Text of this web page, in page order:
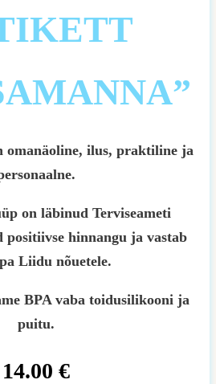
omanäoline, ilus, praktiline ja
on läbinud Terviseameti
positiivse hinnangu ja vastab
Liidu nõuetele.
BPA vaba toidusilikooni ja
puitu.
14.00 €